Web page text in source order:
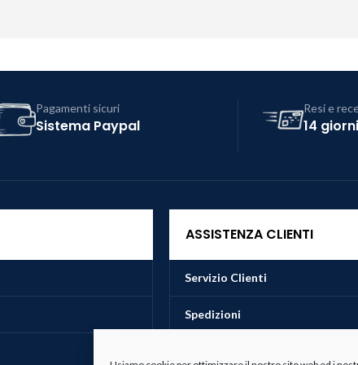
Pagamenti sicuri
Sistema Paypal
Resi e
14
ASSISTENZA CLIENTI
Servizio Clienti
Spedizioni